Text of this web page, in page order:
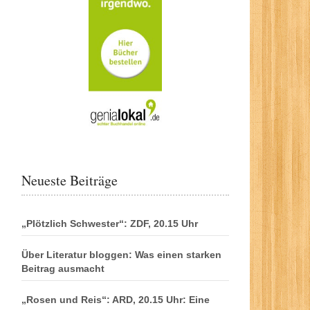
Neueste Beiträge
„Plötzlich Schwester“: ZDF, 20.15 Uhr
Über Literatur bloggen: Was einen starken
Beitrag ausmacht
„Rosen und Reis“: ARD, 20.15 Uhr: Eine